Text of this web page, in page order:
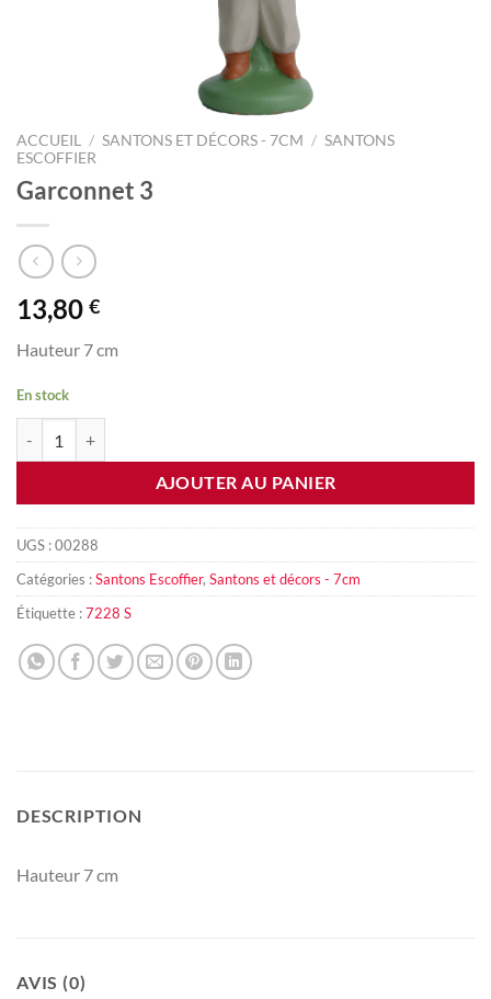
ACCUEIL / SANTONS ET DÉCORS - 7CM / SANTONS
ESCOFFIER
Garconnet 3
13,80 €
Hauteur 7 cm
En stock
AJOUTER AU PANIER
UGS :00288
Catégories :Santons Escoffier, Santons et décors - 7cm
Étiquette :7228 S
DESCRIPTION
Hauteur 7 cm
AVIS (0)